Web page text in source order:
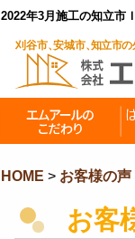
2022年3月施工の知立市
HOME > お客様の声
お客